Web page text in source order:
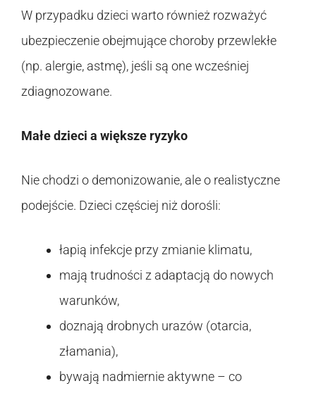
W przypadku dzieci warto również rozważyć
ubezpieczenie obejmujące choroby przewlekłe
(np. alergie, astmę), jeśli są one wcześniej
zdiagnozowane.
Małe dzieci a większe ryzyko
Nie chodzi o demonizowanie, ale o realistyczne
podejście. Dzieci częściej niż dorośli:
łapią infekcje przy zmianie klimatu,
mają trudności z adaptacją do nowych
warunków,
doznają drobnych urazów (otarcia,
złamania),
bywają nadmiernie aktywne – co